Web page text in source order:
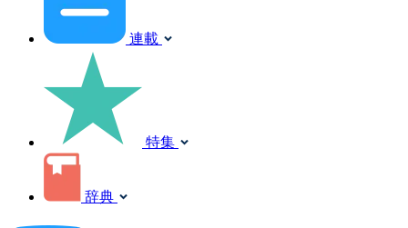
連載
特集
辞典